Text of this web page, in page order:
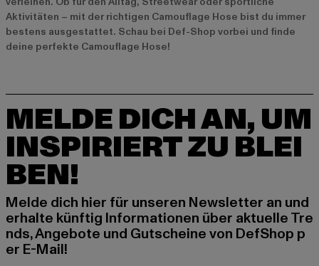
Aktivitäten – mit der richtigen Camouflage Hose bist du immer
bestens ausgestattet. Schau bei Def-Shop vorbei und finde
deine perfekte Camouflage Hose!
MELDE DICH AN, UM
INSPIRIERT ZU BLEI
BEN!
Melde dich hier für unseren Newsletter an und
erhalte künftig Informationen über aktuelle Tre
nds, Angebote und Gutscheine von DefShop p
er E-Mail!